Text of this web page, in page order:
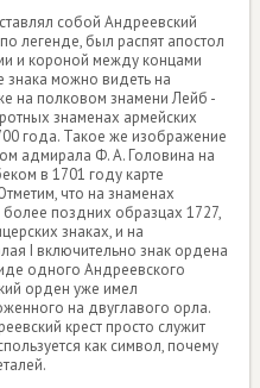
собой Андреевский
по легенде, был распят апостол
и короной между концами
знака можно видеть на
на полковом знамени Лейб -
знаменах армейских
года. Такое же изображение
адмирала Ф. А. Головина на
в 1701 году карте
что на знаменах
более поздних образцах 1727,
знаках, и на
I включительно знак ордена
одного Андреевского
орден уже имел
на двуглавого орла.
крест просто служит
как символ, почему